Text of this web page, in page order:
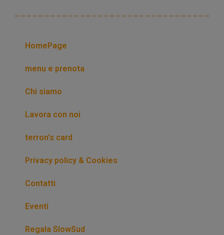
HomePage
menu e prenota
Chi siamo
Lavora con noi
terron’s card
Privacy policy & Cookies
Contatti
Eventi
Regala SlowSud